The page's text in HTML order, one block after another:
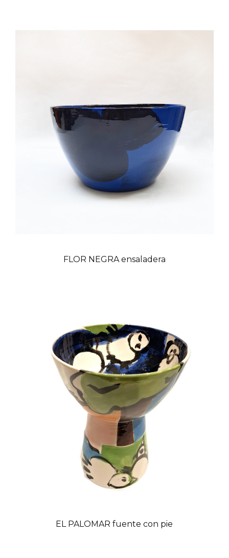
FLOR NEGRA ensaladera
EL PALOMAR fuente con pie